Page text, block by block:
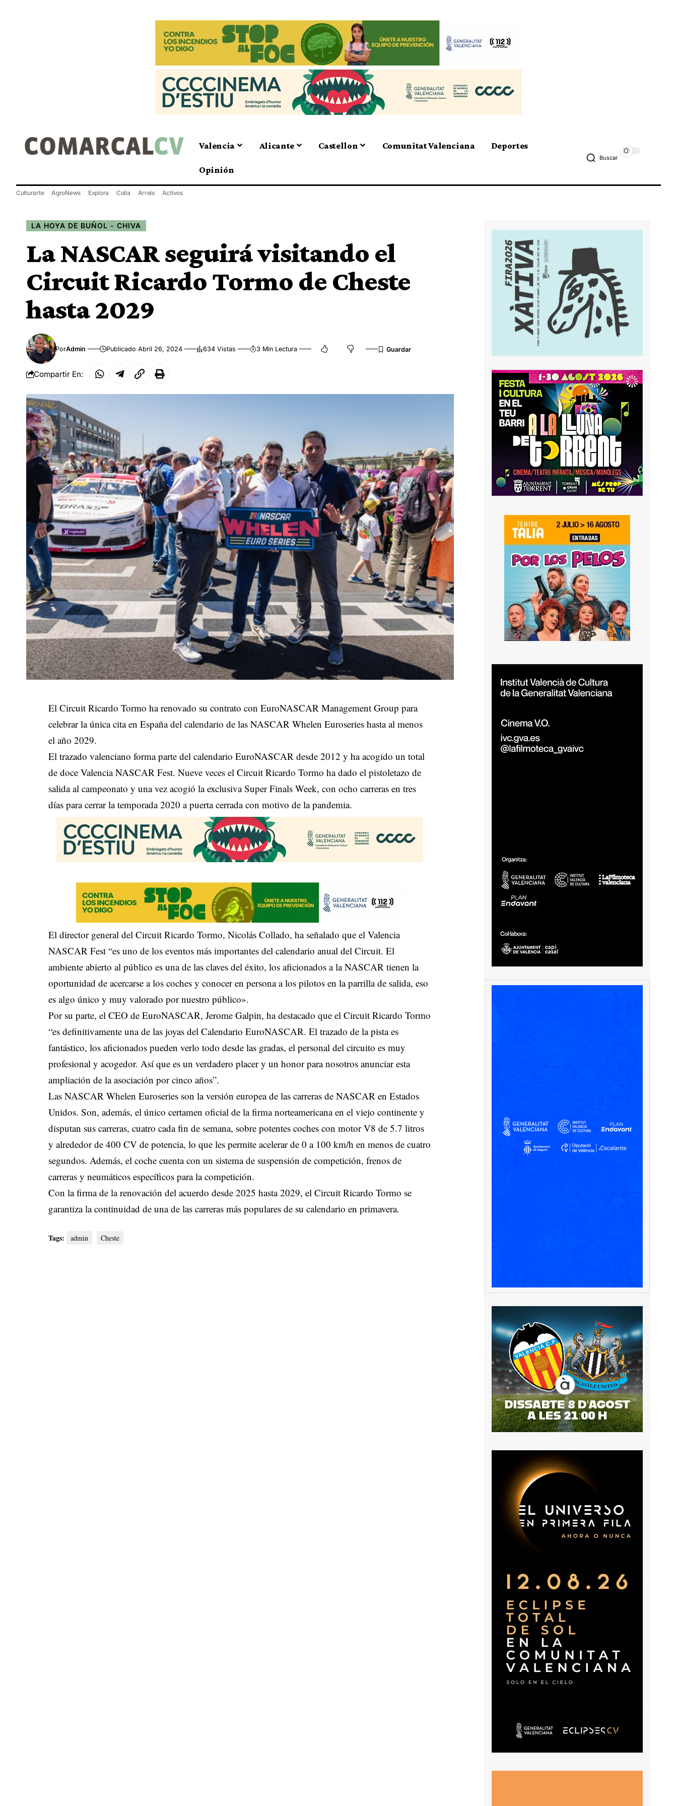
Valencia Alicante Castellon Comunitat Valenciana Deportes
Opinión
Buscar
Culturarte AgroNews Explora Colla Arrels Activos
LA HOYA DE BUÑOL - CHIVA
La NASCAR seguirá visitando el
Circuit Ricardo Tormo de Cheste
hasta 2029
PorAdmin Publicado Abril 26, 2024 634 Vistas 3 Min Lectura
Compartir En:
El Circuit Ricardo Tormo ha renovado su contrato con EuroNASCAR Management Group para
celebrar la única cita en España del calendario de las NASCAR Whelen Euroseries hasta al menos
el año 2029.
El trazado valenciano forma parte del calendario EuroNASCAR desde 2012 y ha acogido un total
de doce Valencia NASCAR Fest. Nueve veces el Circuit Ricardo Tormo ha dado el pistoletazo de
salida al campeonato y una vez acogió la exclusiva Super Finals Week, con ocho carreras en tres
días para cerrar la temporada 2020 a puerta cerrada con motivo de la pandemia.
El director general del Circuit Ricardo Tormo, Nicolás Collado, ha señalado que el Valencia
NASCAR Fest “es uno de los eventos más importantes del calendario anual del Circuit. El
ambiente abierto al público es una de las claves del éxito, los aficionados a la NASCAR tienen la
oportunidad de acercarse a los coches y conocer en persona a los pilotos en la parrilla de salida, eso
es algo único y muy valorado por nuestro público».
Por su parte, el CEO de EuroNASCAR, Jerome Galpin, ha destacado que el Circuit Ricardo Tormo
“es definitivamente una de las joyas del Calendario EuroNASCAR. El trazado de la pista es
fantástico, los aficionados pueden verlo todo desde las gradas, el personal del circuito es muy
profesional y acogedor. Así que es un verdadero placer y un honor para nosotros anunciar esta
ampliación de la asociación por cinco años”.
Las NASCAR Whelen Euroseries son la versión europea de las carreras de NASCAR en Estados
Unidos. Son, además, el único certamen oficial de la firma norteamericana en el viejo continente y
disputan sus carreras, cuatro cada fin de semana, sobre potentes coches con motor V8 de 5.7 litros
y alrededor de 400 CV de potencia, lo que les permite acelerar de 0 a 100 km/h en menos de cuatro
segundos. Además, el coche cuenta con un sistema de suspensión de competición, frenos de
carreras y neumáticos específicos para la competición.
Con la firma de la renovación del acuerdo desde 2025 hasta 2029, el Circuit Ricardo Tormo se
garantiza la continuidad de una de las carreras más populares de su calendario en primavera.
Tags: admin Cheste